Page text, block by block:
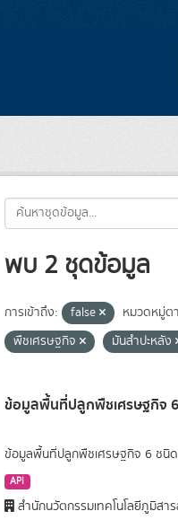
พบ 2 ชุดข้อมูล
การเข้าถึง: false หมวดหมู่ต
พืชเศรษฐกิจ
มันสำปะหลัง
ข้อมูลพื้นที่ปลูกพืชเศรษฐกิจ
ข้อมูลพื้นที่ปลูกพืชเศรษฐกิจ 6 ชนิ
API
สำนักนวัตกรรมเทคโนโลยีภูมิสา